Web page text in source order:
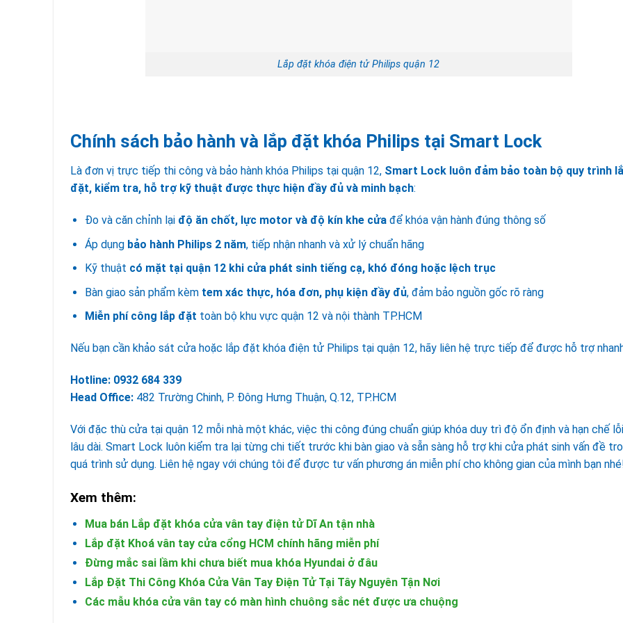
Lắp đặt khóa điện tử Philips quận 12
Chính sách bảo hành và lắp đặt khóa Philips tại Smart Lock
Là đơn vị trực tiếp thi công và bảo hành khóa Philips tại quận 12, Smart Lock luôn đảm bảo toàn bộ quy trình
đặt, kiểm tra, hỗ trợ kỹ thuật được thực hiện đầy đủ và minh bạch:
Đo và căn chỉnh lại độ ăn chốt, lực motor và độ kín khe cửađể khóa vận hành đúng thông số
Áp dụng bảo hành Philips 2 năm, tiếp nhận nhanh và xử lý chuẩn hãng
Kỹ thuật có mặt tại quận 12 khi cửa phát sinh tiếng cạ, khó đóng hoặc lệch trục
Bàn giao sản phẩm kèm tem xác thực, hóa đơn, phụ kiện đầy đủ, đảm bảo nguồn gốc rõ ràng
Miễn phí công lắp đặt toàn bộ khu vực quận 12 và nội thành TP.HCM
Nếu bạn cần khảo sát cửa hoặc lắp đặt khóa điện tử Philips tại quận 12, hãy liên hệ trực tiếp để được hỗ trợ
Hotline: 0932 684 339
Head Office: 482 Trường Chinh, P. Đông Hưng Thuận, Q.12, TP.HCM
Với đặc thù cửa tại quận 12 mỗi nhà một khác, việc thi công đúng chuẩn giúp khóa duy trì độ ổn định và hạn chế
lâu dài. Smart Lock luôn kiểm tra lại từng chi tiết trước khi bàn giao và sẵn sàng hỗ trợ khi cửa phát sinh vấn đề
quá trình sử dụng. Liên hệ ngay với chúng tôi để được tư vấn phương án miễn phí cho không gian của mình bạn
Xem thêm:
Mua bán Lắp đặt khóa cửa vân tay điện tử Dĩ An tận nhà
Lắp đặt Khoá vân tay cửa cổng HCM chính hãng miễn phí
Đừng mắc sai lầm khi chưa biết mua khóa Hyundai ở đâu
Lắp Đặt Thi Công Khóa Cửa Vân Tay Điện Tử Tại Tây Nguyên Tận Nơi
Các mẫu khóa cửa vân tay có màn hình chuông sắc nét được ưa chuộng